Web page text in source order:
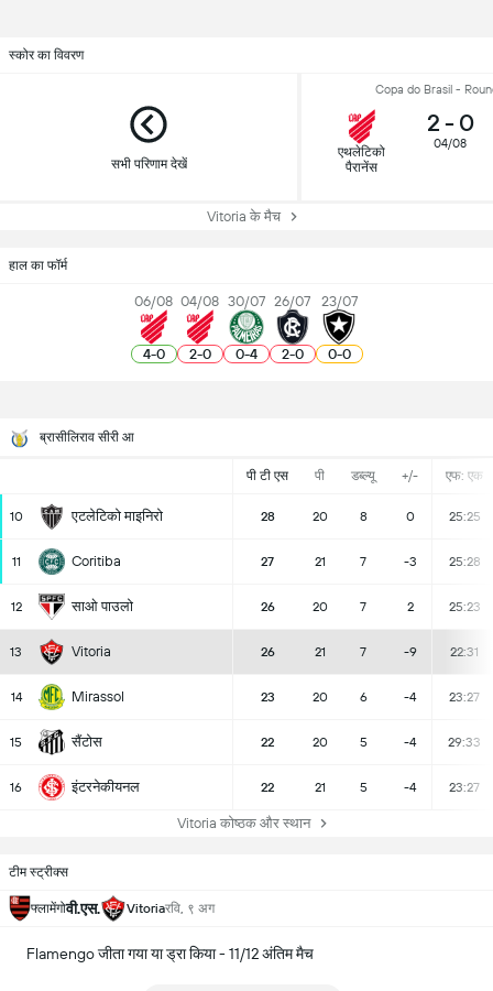
स्कोर का विवरण
सभी परिणाम देखें
Copa do Brasil -
एथलेटिको
पैरानेंस
2 - 0
04/08
Vitoria के मैच
हाल का फॉर्म
06/08
4-0
04/08
2-0
30/07
0-4
26/07
2-0
23/07
0-0
ब्रासीलिराव सीरी आ
पी टी एस पी डब्ल्यू +/- एफ: एक
10 एटलेटिको माइनिरो 28 20 8 0 25:25
11 Coritiba 27 21 7 -3 25:28
12 साओ पाउलो 26 20 7 2 25:23
13 Vitoria 26 21 7 -9 22:31
14 Mirassol 23 20 6 -4 23:27
15 सैंटोस 22 20 5 -4 29:33
16 इंटरनेकीयनल 22 21 5 -4 23:27
Vitoria कोष्ठक और स्थान
टीम स्ट्रीक्स
फ्लामेंगोवी.एस. Vitoriaरवि, ९ अग
Flamengo जीता गया या ड्रा किया - 11/12 अंतिम मैच